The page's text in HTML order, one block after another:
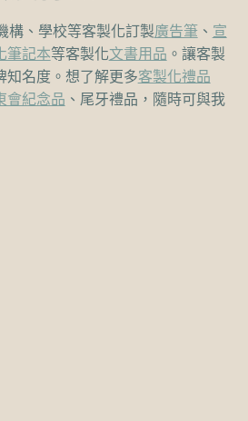
構、學校等客製化訂製廣告筆、 宣
筆記本等客製化文書用品 。讓客製
知名度。想了解更多客製化禮品
會紀念品 、尾牙禮品，隨時可與我